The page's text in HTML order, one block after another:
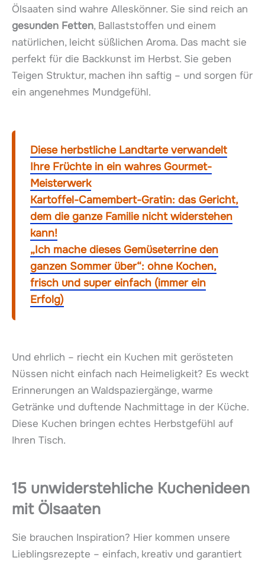
Ölsaaten sind wahre Alleskönner. Sie sind reich an
gesunden Fetten, Ballaststoffen und einem
natürlichen, leicht süßlichen Aroma. Das macht sie
perfekt für die Backkunst im Herbst. Sie geben
Teigen Struktur, machen ihn saftig – und sorgen für
ein angenehmes Mundgefühl.
Diese herbstliche Landtarte verwandelt
Ihre Früchte in ein wahres Gourmet-
Meisterwerk
Kartoffel-Camembert-Gratin: das Gericht,
dem die ganze Familie nicht widerstehen
kann!
„Ich mache dieses Gemüseterrine den
ganzen Sommer über“: ohne Kochen,
frisch und super einfach (immer ein
Erfolg)
Und ehrlich – riecht ein Kuchen mit gerösteten
Nüssen nicht einfach nach Heimeligkeit? Es weckt
Erinnerungen an Waldspaziergänge, warme
Getränke und duftende Nachmittage in der Küche.
Diese Kuchen bringen echtes Herbstgefühl auf
Ihren Tisch.
15 unwiderstehliche Kuchenideen
mit Ölsaaten
Sie brauchen Inspiration? Hier kommen unsere
Lieblingsrezepte – einfach, kreativ und garantiert